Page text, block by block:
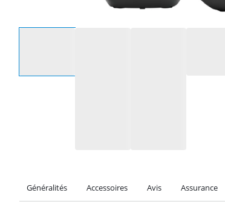
Généralités Accessoires Avis Assurance